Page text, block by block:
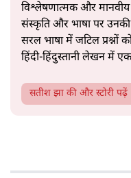
विश्लेषणात्मक और
संस्कृति और भाषा पर
सरल भाषा में जटिल
हिंदी‑हिंदुस्तानी लेखन में एक
सतीश झा की और स्टोरी पढ़ें